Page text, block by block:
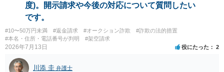
度)。開示請求や今後の対応について質問したい
です。
#10〜50万円未満 #返金請求 #オークション詐欺
#詐欺の法的措置
#本名・住所・電話番号が判明
#架空請求
2026年7月13日 役にたった 2
川添 圭 弁護士